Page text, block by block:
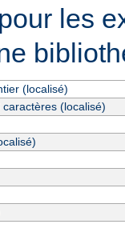
pour les
(localisé)
(localisé)